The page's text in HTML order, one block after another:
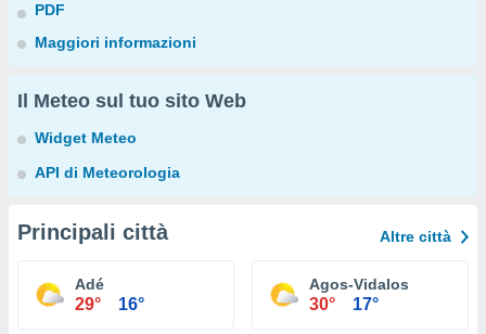
PDF
Maggiori informazioni
Il Meteo sul tuo sito Web
Widget Meteo
API di Meteorologia
Principali città Altre città
Adé
29° 16°
Agos-Vidalos
30° 17°